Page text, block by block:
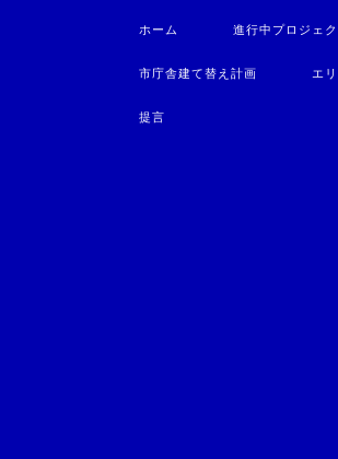
ホーム 進行中プロジェク
市庁舎建て替え計画 エ
提言